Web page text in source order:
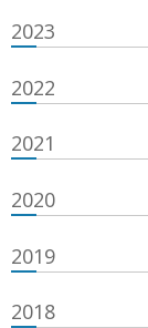
2023
2022
2021
2020
2019
2018